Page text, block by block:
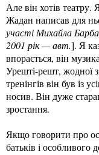
Але він хотів театру.
Жадан написав для
участі Михайла
2001 рік — авт.]. Я
впорається, він
Урешті-решт, жодної
тренінгів він був із
носив. Він дуже
зростання.
Якщо говорити про
батьків і особливого